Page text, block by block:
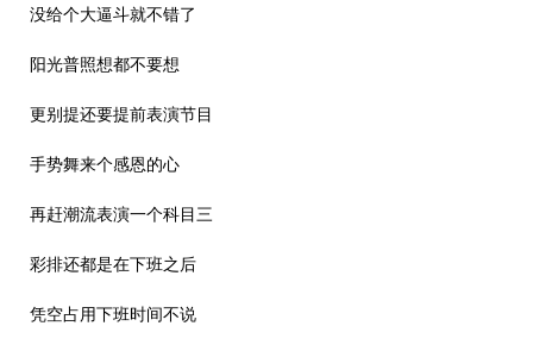
没给个大逼斗就不错了
阳光普照想都不要想
更别提还要提前表演节目
手势舞来个感恩的心
再赶潮流表演一个科目三
彩排还都是在下班之后
凭空占用下班时间不说